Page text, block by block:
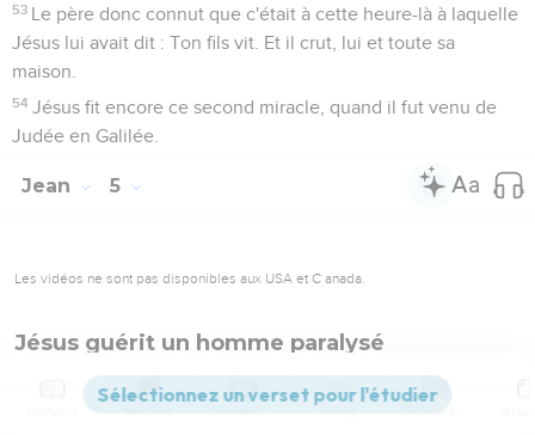
53 Le père donc connut que c'était à cette heure-là à laquelle
Jésus lui avait dit : Ton fils vit. Et il crut, lui et toute sa
maison.
54 Jésus fit encore ce second miracle, quand il fut venu de
Judée en Galilée.
Jean 5
Les vidéos ne sont pas disponibles aux USA et C anada.
Jésus guérit un homme paralysé
Après ces choses, il y avait une fête des Juifs, et Jésus
monta à Jérusalem.
Versions Commentaires Strong